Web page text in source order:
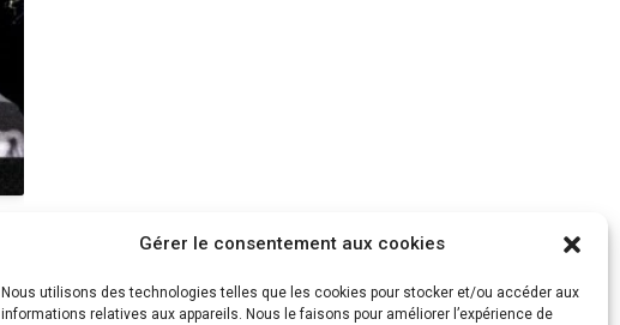
Gérer le consentement aux cookies
Nous utilisons des technologies telles que les cookies pour stocker et/ou accéder aux
informations relatives aux appareils. Nous le faisons pour améliorer l’expérience de